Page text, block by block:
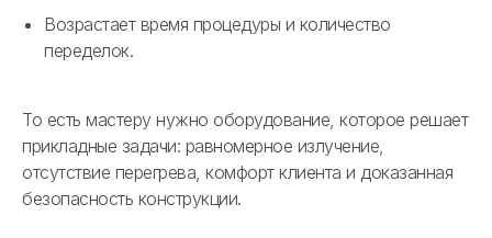
Возрастает время процедуры и количество
переделок.
То есть мастеру нужно оборудование, которое решает
прикладные задачи: равномерное излучение,
отсутствие перегрева, комфорт клиента и доказанная
безопасность конструкции.